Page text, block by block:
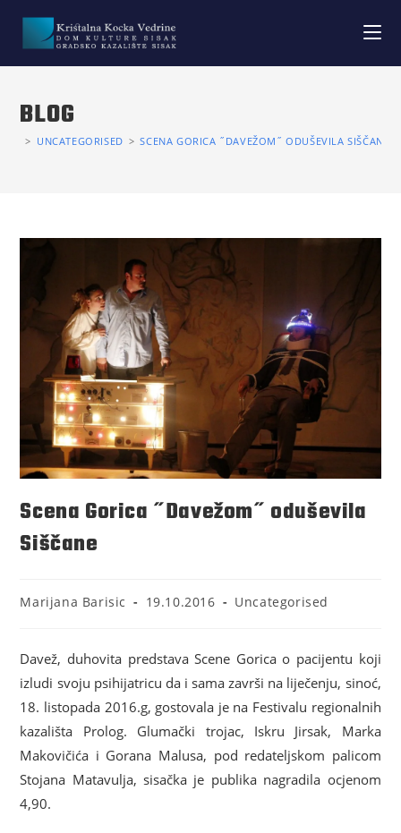
BLOG
> UNCATEGORISED > SCENA GORICA ˝DAVEŽOM˝ ODUŠEVILA SIŠČANE
Scena Gorica ˝Davežom˝ oduševila
Siščane
Marijana Barisic 19.10.2016 Uncategorised
Davež, duhovita predstava Scene Gorica o pacijentu koji
izludi svoju psihijatricu da i sama završi na liječenju, sinoć,
18. listopada 2016.g, gostovala je na Festivalu regionalnih
kazališta Prolog. Glumački trojac, Iskru Jirsak, Marka
Makovičića i Gorana Malusa, pod redateljskom palicom
Stojana Matavulja, sisačka je publika nagradila ocjenom
4,90.